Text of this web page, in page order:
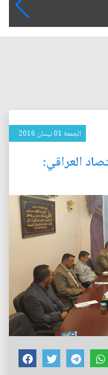
الجمعة 01 نيسان 2016
العراقي: